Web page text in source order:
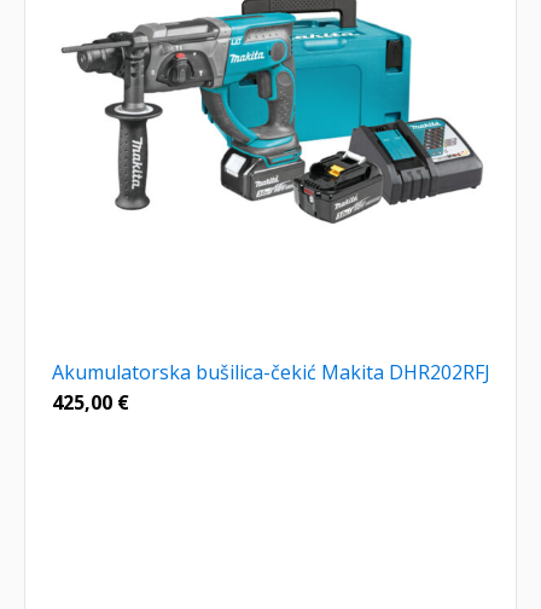
Akumulatorska bušilica-čekić Makita DHR202RFJ
425,00 €